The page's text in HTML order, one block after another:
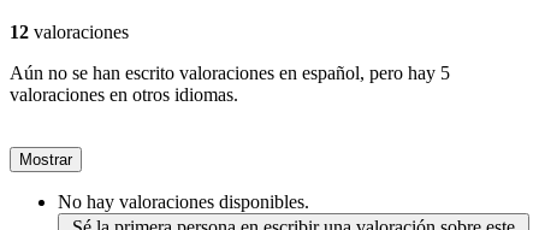
12 valoraciones
Aún no se han escrito valoraciones en español, pero hay 5
valoraciones en otros idiomas.
Mostrar
No hay valoraciones disponibles.